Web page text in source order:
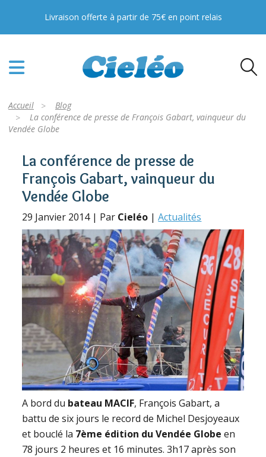
Livraison offerte à partir de 75€ en point relais
Accueil
Blog
La conférence de presse de François Gabart, vainqueur du
Vendée Globe
La conférence de presse de
François Gabart, vainqueur du
Vendée Globe
29 Janvier 2014 | Par Cieléo |Actualités
A bord du bateau MACIF, François Gabart, a
battu de six jours le record de Michel Desjoyeaux
et bouclé la 7ème édition du Vendée Globe en
78 jours 2 heures et 16 minutes. 3h17 après son